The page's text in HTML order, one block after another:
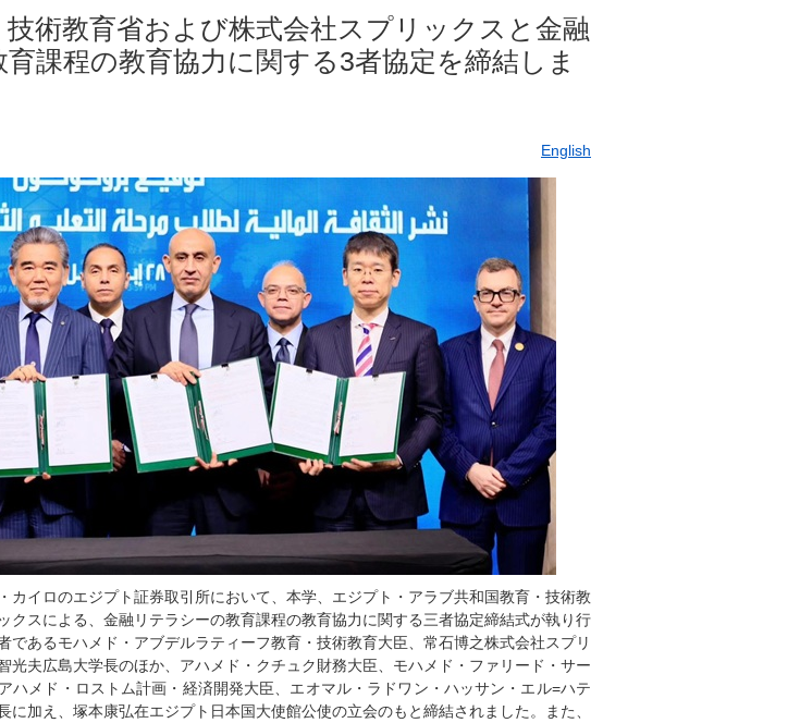
術教育省および株式会社スプリックスと金融
課程の教育協力に関する3者協定を締結しま
English
カイロのエジプト証券取引所において、本学、エジプト・アラブ共和国教育・技術教
クスによる、金融リテラシーの教育課程の教育協力に関する三者協定締結式が執り行
であるモハメド・アブデルラティーフ教育・技術教育大臣、常石博之株式会社スプリ
光夫広島大学長のほか、アハメド・クチュク財務大臣、モハメド・ファリード・サー
ハメド・ロストム計画・経済開発大臣、エオマル・ラドワン・ハッサン・エル=ハテ
に加え、塚本康弘在エジプト日本国大使館公使の立会のもと締結されました。また、